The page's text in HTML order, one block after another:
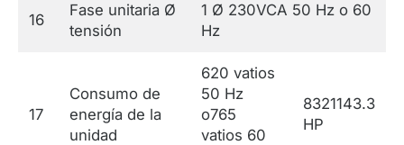
16
Fase unitaria Ø
tensión
1 Ø 230VCA 50 Hz o 60
Hz
17
Consumo de
energía de la
unidad
620 vatios
50 Hz
o765
vatios 60
8321143.3
HP